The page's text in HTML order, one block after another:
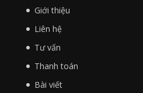
Giới thiệu
Liên hệ
Tư vấn
Thanh toán
Bài viết